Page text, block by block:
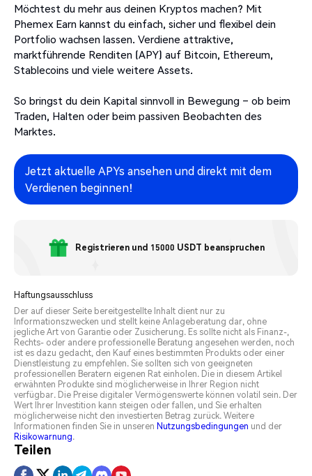
Möchtest du mehr aus deinen Kryptos machen? Mit
Phemex Earn kannst du einfach, sicher und flexibel dein
Portfolio wachsen lassen. Verdiene attraktive,
marktführende Renditen (APY) auf Bitcoin, Ethereum,
Stablecoins und viele weitere Assets.
So bringst du dein Kapital sinnvoll in Bewegung – ob beim
Traden, Halten oder beim passiven Beobachten des
Marktes.
Jetzt aktuelle APYs ansehen und direkt mit dem
Verdienen beginnen!
Registrieren und 15000 USDT beanspruchen
Haftungsausschluss
Der auf dieser Seite bereitgestellte Inhalt dient nur zu
Informationszwecken und stellt keine Anlageberatung dar, ohne
jegliche Art von Garantie oder Zusicherung. Es sollte nicht als Finanz-,
Rechts- oder andere professionelle Beratung angesehen werden, noch
ist es dazu gedacht, den Kauf eines bestimmten Produkts oder einer
Dienstleistung zu empfehlen. Sie sollten sich von geeigneten
professionellen Beratern eigenen Rat einholen. Die in diesem Artikel
erwähnten Produkte sind möglicherweise in Ihrer Region nicht
verfügbar. Die Preise digitaler Vermögenswerte können volatil sein. Der
Wert Ihrer Investition kann steigen oder fallen, und Sie erhalten
möglicherweise nicht den investierten Betrag zurück. Weitere
Informationen finden Sie in unseren Nutzungsbedingungen und der
Risikowarnung.
Teilen